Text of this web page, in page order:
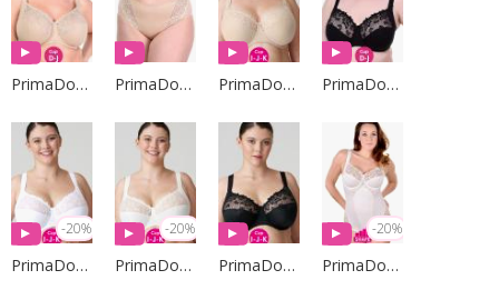
PrimaDonna Lingerie PrimaDonna Lingerie PrimaDonna Lingerie PrimaDonna Lingerie
-20%
PrimaDonna Lingerie
-20%
PrimaDonna Lingerie PrimaDonna Lingerie
-20%
PrimaDonna Lingerie